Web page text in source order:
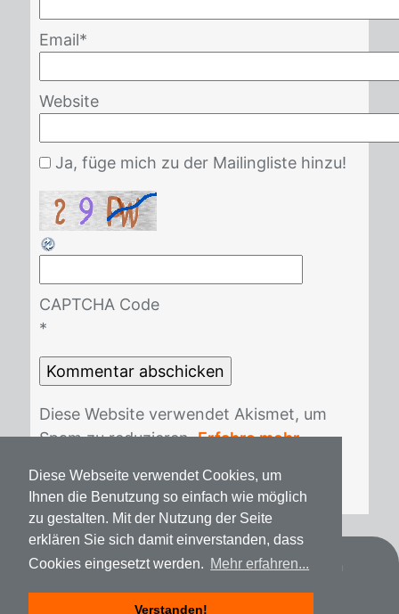
Diese Webseite verwendet Cookies, um
Ihnen die Benutzung so einfach wie möglich
zu gestalten. Mit der Nutzung der Seite
erklären Sie sich damit einverstanden, dass
Cookies eingesetzt werden. Mehr erfahren...
Verstanden!
Email*
Website
Ja, füge mich zu der Mailingliste hinzu!
CAPTCHA Code
*
Die­se Web­site ver­wen­det Akis­met, um
Spam zu re­du­zie­ren.Erfahre mehr
verarbeitet werden.
Datenschutz Impressum Spenden